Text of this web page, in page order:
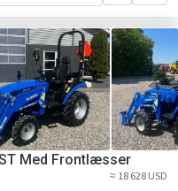
Med Frontlæsser
≈ 18 628 USD